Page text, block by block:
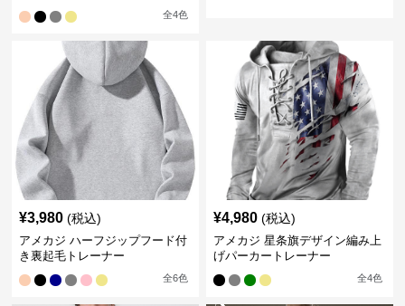
全4色
¥3,980 (税込)
アメカジ ハーフジップフード付
き裏起毛トレーナー
全6色
¥4,980 (税込)
アメカジ 星条旗デザイン編み上
げパーカートレーナー
全4色